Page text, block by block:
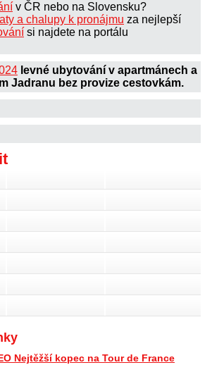
v ČR nebo na Slovensku?
a chalupy k pronájmu za nejlepší
si najdete na portálu
levné ubytování v apartmánech a
Jadranu bez provize cestovkám.
Nejtěžší kopec na Tour de France